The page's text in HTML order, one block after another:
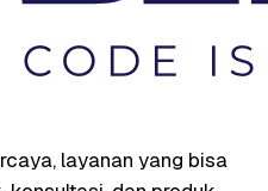
layanan yang bisa